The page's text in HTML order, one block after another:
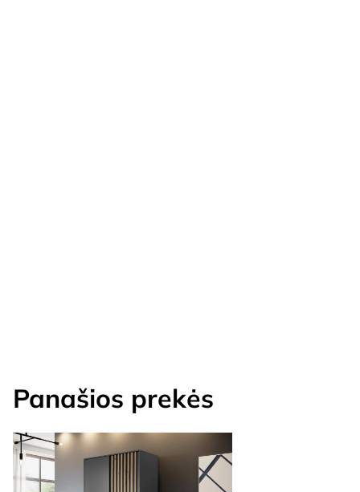
Panašios prekės